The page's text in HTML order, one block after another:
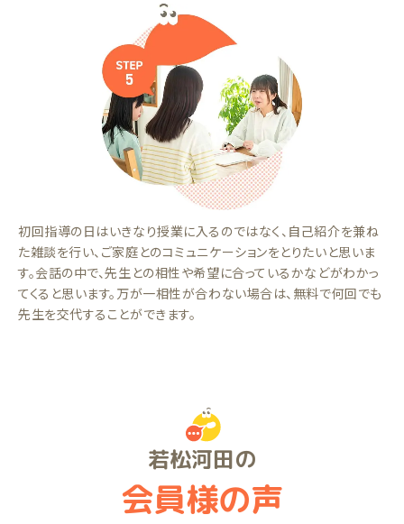
初回指導の日はいきなり授業に入るのではなく、自己紹介を兼ね
た雑談を行い、ご家庭とのコミュニケーションをとりたいと思いま
す。会話の中で、先生との相性や希望に合っているかなどがわかっ
てくると思います。万が一相性が合わない場合は、無料で何回でも
先生を交代することができます。
若松河田の
会員様の声